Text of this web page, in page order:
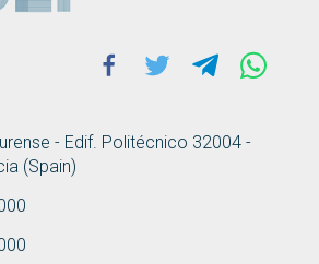
- Edif. Politécnico 32004 -
(Spain)
Facebook
Twitter Telegram